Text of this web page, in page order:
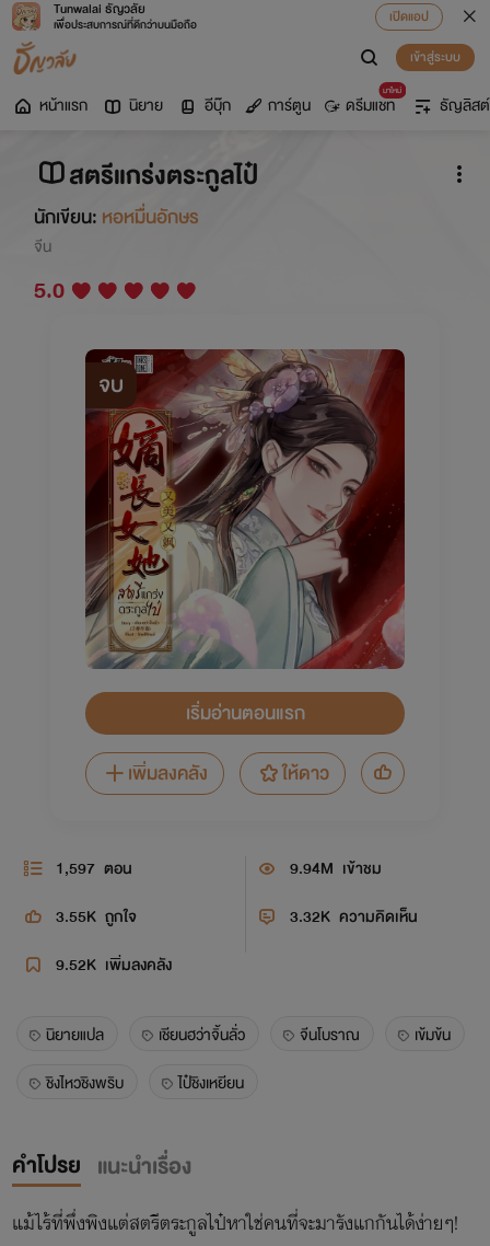
Tunwalai ธัญวลัย
เพื่อประสบการณ์ที่ดีกว่าบนมือถือ
เปิดแอป
เข้าสู่ระบบ
หน้าแรก นิยาย อีบุ๊ก การ์ตูน
มาใหม่
ดรีมแชท ธัญลิสต์
สตรีแกร่งตระกูลไป๋
นักเขียน: หอหมื่นอักษร
จีน
5.0
จบ
เริ่มอ่านตอนแรก
เพิ่มลงคลัง
ให้ดาว
1,597 ตอน 9.94M เข้าชม
3.55K ถูกใจ 3.32K ความคิดเห็น
9.52K เพิ่มลงคลัง
นิยายแปล เชียนฮว่าจิ้นลั่ว จีนโบราณ
เข้มข้น
ชิงไหวชิงพริบ
ไป๋ชิงเหยียน
คำโปรย แนะนำเรื่อง
แม้ไร้ที่พึ่งพิงแต่สตรีตระกูลไป๋หาใช่คนที่จะมารังแกกันได้ง่ายๆ!